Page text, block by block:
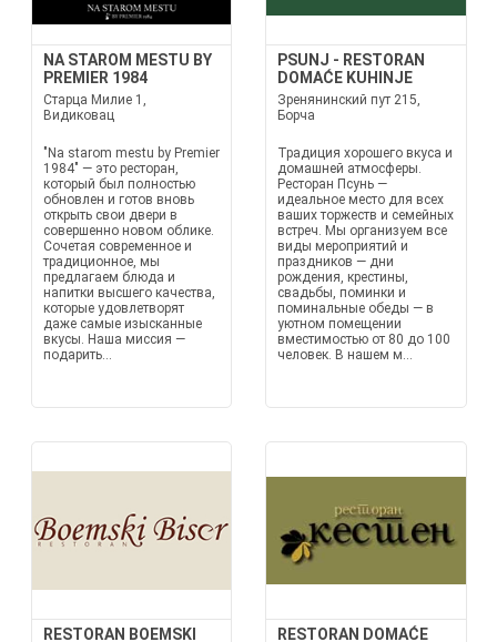
NA STAROM MESTU BY
PREMIER 1984
Старца Милие 1,
Видиковац
"Na starom mestu by Premier
1984" — это ресторан,
который был полностью
обновлен и готов вновь
открыть свои двери в
совершенно новом облике.
Сочетая современное и
традиционное, мы
предлагаем блюда и
напитки высшего качества,
которые удовлетворят
даже самые изысканные
вкусы. Наша миссия —
подарить...
PSUNJ - RESTORAN
DOMAĆE KUHINJE
Зренянинский пут 215,
Борча
Традиция хорошего вкуса и
домашней атмосферы.
Ресторан Псунь —
идеальное место для всех
ваших торжеств и семейных
встреч. Мы организуем все
виды мероприятий и
праздников — дни
рождения, крестины,
свадьбы, поминки и
поминальные обеды — в
уютном помещении
вместимостью от 80 до 100
человек. В нашем м...
RESTORAN BOEMSKI RESTORAN DOMAĆE